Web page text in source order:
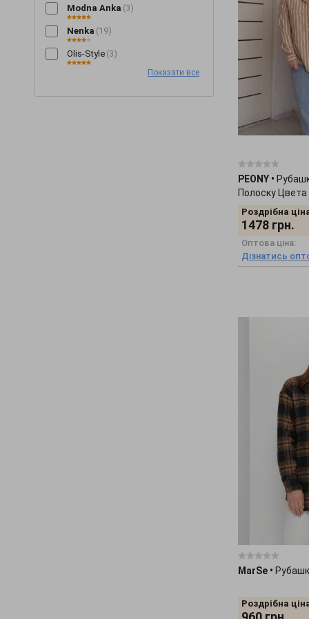
Шорти (+196)
Штани(+705)
Шуби(+14)
Modna Anka (3)
Nenka (19)
Olis-Style (3)
PEONY(5)
Показати все
PEONY •
Полоску
Роздрібна
1478 грн.
Оптова ціна:
Дізнатись
MarSe •
Роздрібна